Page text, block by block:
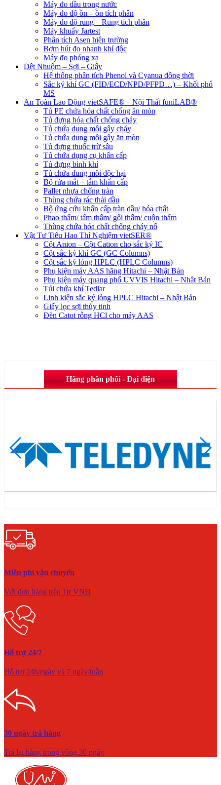
Máy đo dầu trong nước
Máy đo độ ồn – ồn tích phân
Máy đo độ rung – Rung tích phân
Máy khuấy Jartest
Phân tích Asen hiện trường
Bơm hút đo nhanh khí độc
Máy đo phóng xạ
Dệt Nhuộm – Sợi – Giấy
Hệ thống phân tích Phenol và Cyanua đồng thời
Sắc ký khí GC (FID/ECD/NPD/PFPD…) – Khối phổ
MS
An Toàn Lao Động vietSAFE® – Nội Thất funiLAB®
Tủ PE chứa hóa chất chống ăn mòn
Tủ đựng hóa chất chống cháy
Tủ chứa dung môi gây cháy
Tủ chứa dung môi gây ăn mòn
Tủ đựng thuốc trừ sâu
Tủ chứa dụng cụ khẩn cấp
Tủ đựng bình khí
Tủ chứa dung môi độc hại
Bộ rửa mắt – tắm khẩn cấp
Pallet nhựa chống tràn
Thùng chứa rác thải dầu
Bộ ứng cứu khẩn cấp tràn dầu/ hóa chất
Phao thấm/ tấm thấm/ gối thấm/ cuộn thấm
Thùng chứa hóa chất chống cháy nổ
Vật Tư Tiêu Hao Thí Nghiệm vietSER®
Cột Anion – Cột Cation cho sắc ký IC
Cột sắc ký khí GC (GC Columns)
Cột sắc ký lỏng HPLC (HPLC Columns)
Phụ kiện máy AAS hãng Hitachi – Nhật Bản
Phụ kiện máy quang phổ UVVIS Hitachi – Nhật Bản
Túi chứa khí Tedlar
Linh kiện sắc ký lỏng HPLC Hitachi – Nhật Bản
Giấy lọc sợi thủy tinh
Đèn Catot rỗng HCl cho máy AAS
Hãng phân phối - Đại diện
Miễn phí vận chuyển
Với đơn hàng trên 1tr VNĐ
Hỗ trợ 24/7
Hỗ trợ 24h/ngày và 7 ngày/tuần
30 ngày trả hàng
Trả lại hàng trong vòng 30 ngày